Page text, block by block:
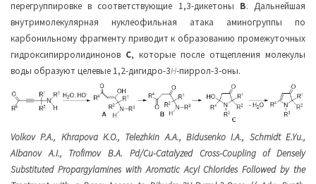
перегруппировке в соответствующие 1,3-дикетоны В. Дальнейшая
внутримолекулярная нуклеофильная атака аминогруппы по
карбонильному фрагменту приводит к образованию промежуточных
гидроксипирролидинонов C, которые после отщепления молекулы
воды образуют целевые 1,2-дигидро-3H-пиррол-3-оны.
Volkov P.A., Khrapova K.O., Telezhkin A.A., Bidusenko I.A., Schmidt E.Yu.,
Albanov A.I., Trofimov B.A. Pd/Cu-Catalyzed Cross-Coupling of Densely
Substituted Propargylamines with Aromatic Acyl Chlorides Followed by the